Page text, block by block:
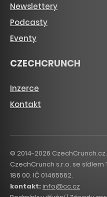
Newslettery
Podcasty
Eventy
CZECHCRUNCH
Inzerce
Kontakt
© 2014-2026
CzechCrunch s.r.o. se sídlem
186 00. IČ 01465562.
kontakt:info@cc.cz